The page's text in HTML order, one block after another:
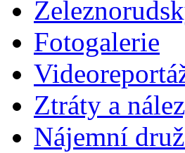
Fotogalerie
Ztráty a
Nájemní